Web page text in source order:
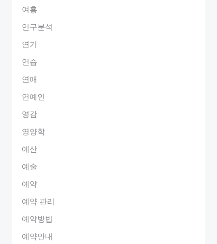
여흥
연구분석
연기
연습
연애
연예인
영감
영양학
예산
예술
예약
예약 관리
예약방법
예약안내